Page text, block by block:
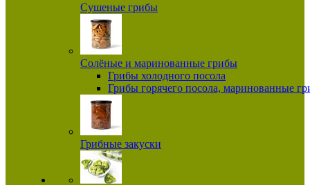
Сушеные грибы
Солёные и маринованные грибы
Грибы холодного посола
Грибы горячего посола, маринованные
Грибные закуски